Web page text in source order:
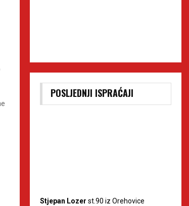
POSLJEDNJI ISPRAĆAJI
Stjepan Lozer st.90 iz Orehovice